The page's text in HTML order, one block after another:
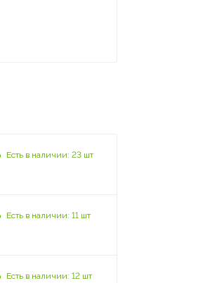
Есть в наличии: 23 шт
Есть в наличии: 11 шт
Есть в наличии: 12 шт